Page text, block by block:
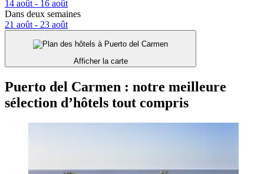
14 août - 16 août
Dans deux semaines
21 août - 23 août
Afficher la carte
Puerto del Carmen : notre meilleure
sélection d’hôtels tout compris